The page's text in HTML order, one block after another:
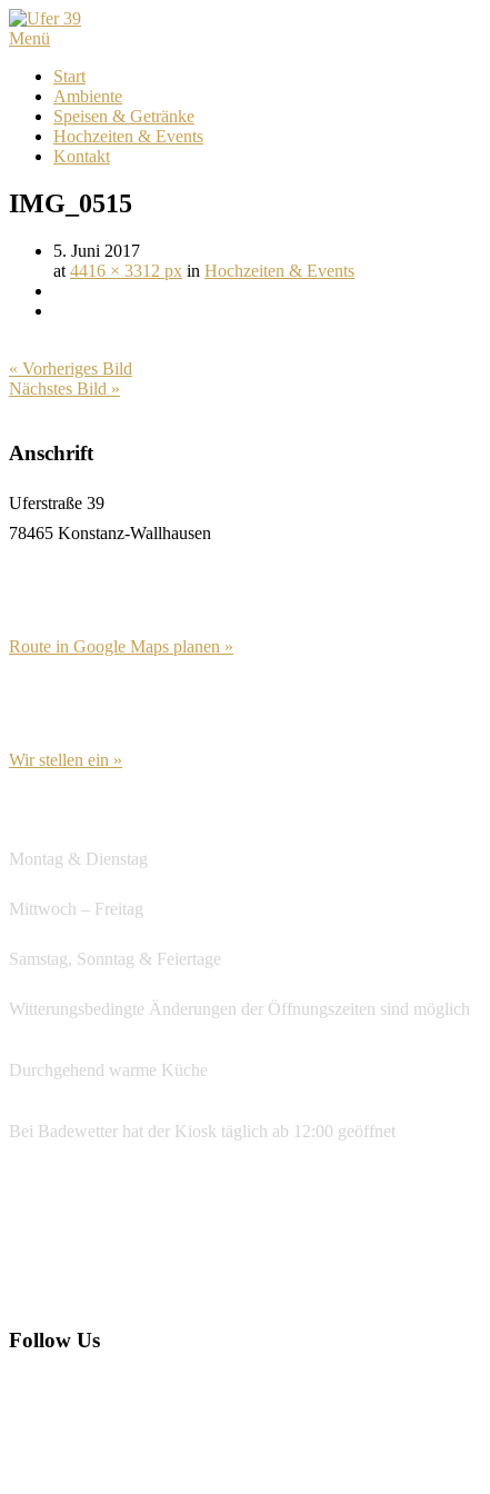
Menü
Start
Ambiente
Speisen & Getränke
Hochzeiten & Events
Kontakt
IMG_0515
5. Juni 2017
at 4416 × 3312 px in Hochzeiten & Events
« Vorheriges Bild
Nächstes Bild »
Anschrift
Uferstraße 39
78465 Konstanz-Wallhausen
Route in Google Maps planen »
Wir stellen ein »
Montag & Dienstag
Mittwoch – Freitag
Samstag, Sonntag & Feiertage
Witterungsbedingte Änderungen der Öffnungszeiten sind möglich
Durchgehend warme Küche
Bei Badewetter hat der Kiosk täglich ab 12:00 geöffnet
Follow Us